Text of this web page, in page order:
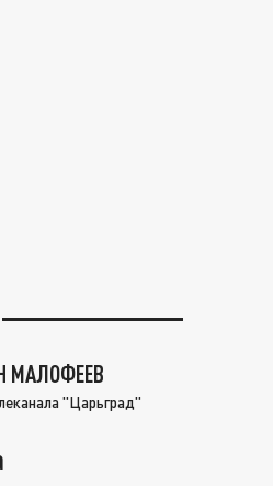
МАЛОФЕЕВ
"Царьград"